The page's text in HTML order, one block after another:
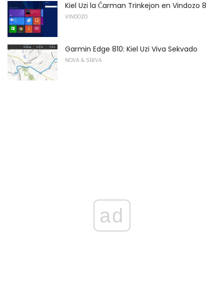
Kiel Uzi la Ĉarman Trinkejon en Vindozo 8
VINDOZO
Garmin Edge 810: Kiel Uzi Viva Sekvado
NOVA & SEKVA
ad